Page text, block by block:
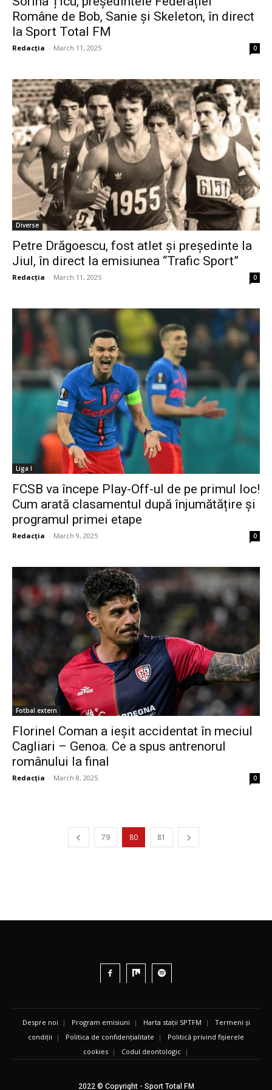
Române de Bob, Sanie și Skeleton, în direct
la Sport Total FM
Redacția - March 11, 2025 0
Diverse
Petre Drăgoescu, fost atlet și președinte la
Jiul, în direct la emisiunea “Trafic Sport”
Redacția - March 11, 2025 0
Liga I
FCSB va începe Play-Off-ul de pe primul loc!
Cum arată clasamentul după înjumătățire și
programul primei etape
Redacția - March 9, 2025 0
Fotbal extern
Florinel Coman a ieșit accidentat în meciul
Cagliari – Genoa. Ce a spus antrenorul
românului la final
Redacția - March 8, 2025 0
79 80 81
Despre noi | Program emisiuni | Harta stații SPTFM | Termeni și
condiții | Politica de confidențialitate | Politică privind fișierele
cookies | Codul deontologic |
2022 © Copyright - Sport Total FM